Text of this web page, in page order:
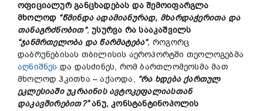
ოფიციალურ განცხადებას დაშემოიფარგლა
მხოლოდ “წმინდა ადამიანურად, მხარდაჭერითა და
თანაგრძნობით“, უსურვა რა სააკაშვილს
“ჯანმრთელობა და წარმატება“, როგორც
დაბრუნებისას თბილისის აეროპორტში თეოლოგებმა
აღნიშნეს და დასძინეს, რომ ბართლომეოსმა მათ
მხოლოდ ჰკითხა – აქაოდა, “რა ხდება ქართულ
ეკლესიაში უკრაინის ავტოკეფალიასთან
დაკავშირებით?”ანუ,კონსტანტინოპოლის